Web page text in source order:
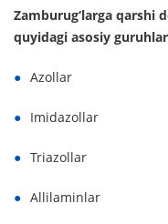
Zamburug‘larga
quyidagi asosiy
Azollar
Imidazollar
Triazollar
Allilaminlar